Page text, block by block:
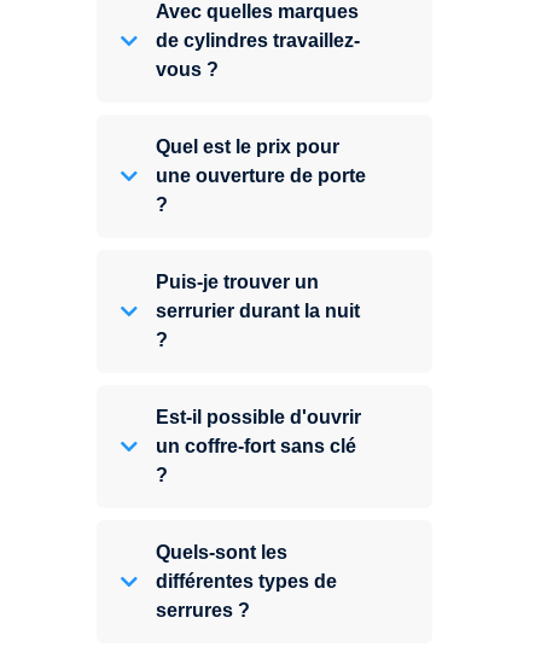
Avec quelles marques
de cylindres travaillez-
vous ?
Quel est le prix pour
une ouverture de porte
?
Puis-je trouver un
serrurier durant la nuit
?
Est-il possible d'ouvrir
un coffre-fort sans clé
?
Quels-sont les
différentes types de
serrures ?